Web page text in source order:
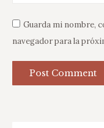
Guarda mi nombre,
navegador para la
Post Comment